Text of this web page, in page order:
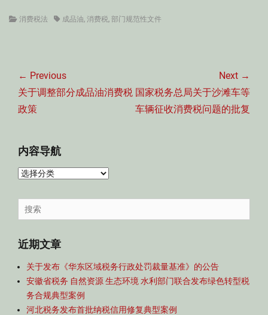
Categories
消费税法 Tags成品油, 消费税, 部门规范性文件
章
导
航
← Previous
Previous
post:
关于调整部分成品油消费税
政策
Next →
Next
post:
国家税务总局关于沙滩车等
车辆征收消费税问题的批复
内容导航
内
导
航
Search
for:
近期文章
关于发布《华东区域税务行政处罚裁量基准》的公告
安徽省税务 自然资源 生态环境 水利部门联合发布绿色转型税
务合规典型案例
河北税务发布首批纳税信用修复典型案例